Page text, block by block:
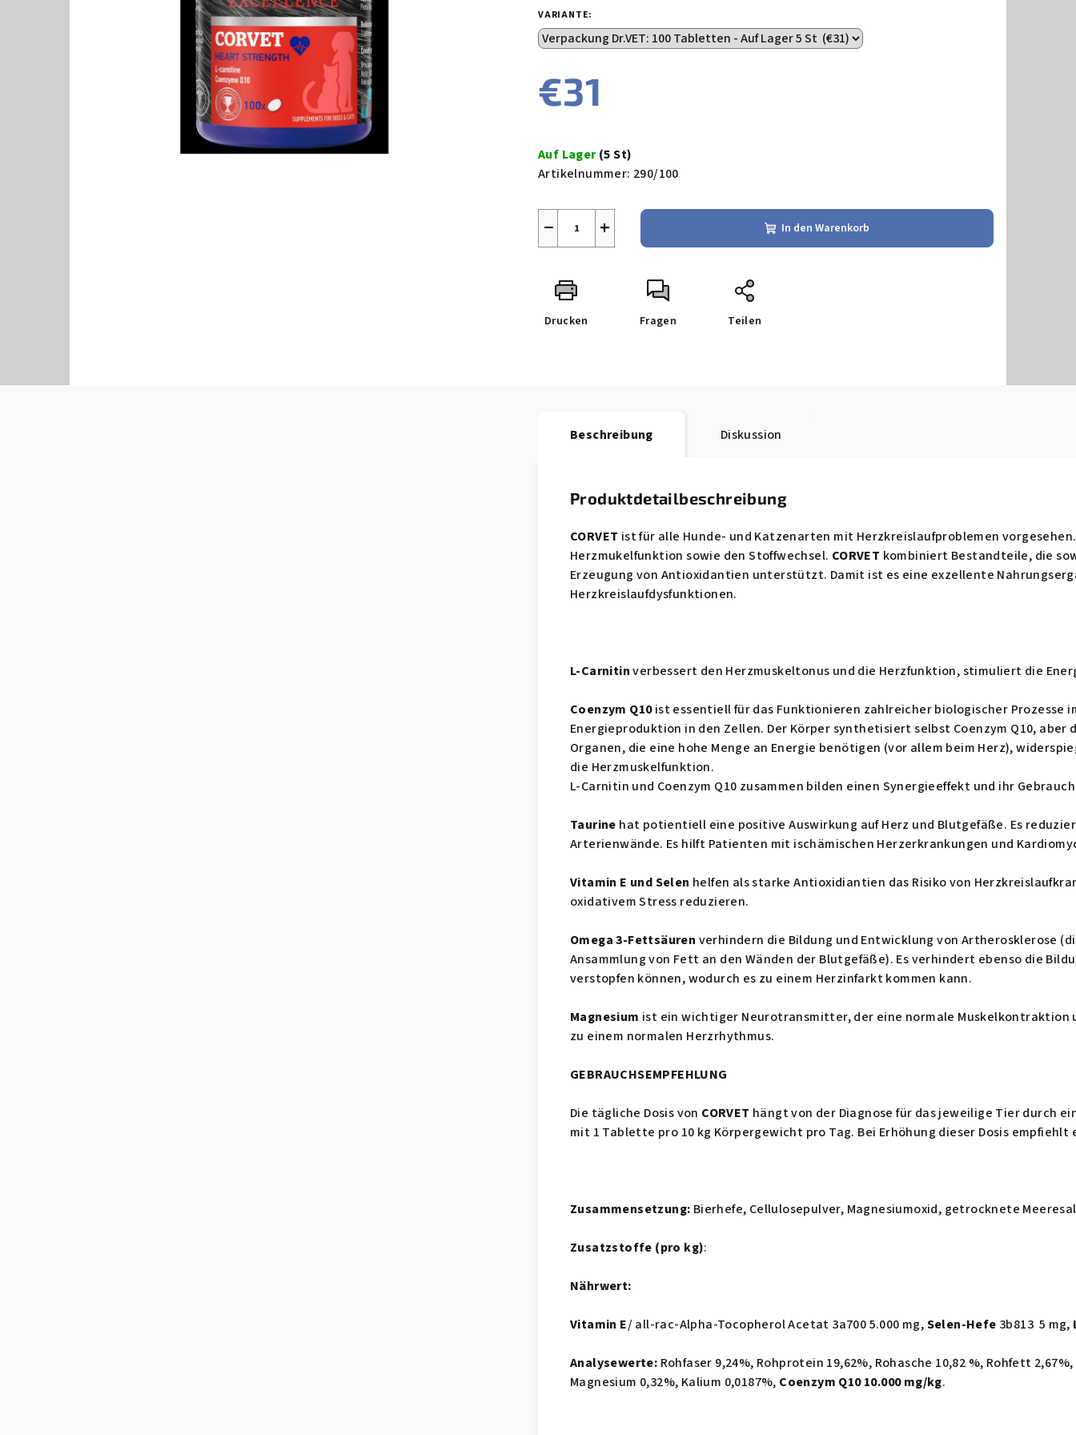
VARIANTE:
€31
Auf Lager(5 St)
Artikelnummer: 290/100
+
− In den Warenkorb
Drucken Fragen Teilen
Beschreibung Diskussion
Produktdetailbeschreibung
CORVET ist für alle Hunde- und Katzenarten mit Herzkreislaufproblemen
Herzmukelfunktion sowie den Stoffwechsel. CORVET kombiniert Bestandteile, die
Erzeugung von Antioxidantien unterstützt. Damit ist es eine exzellente
Herzkreislaufdysfunktionen.
L-Carnitin verbessert den Herzmuskeltonus und die Herzfunktion, stimuliert die
Coenzym Q10 ist essentiell für das Funktionieren zahlreicher biologischer Prozesse
Energieproduktion in den Zellen. Der Körper synthetisiert selbst Coenzym Q10,
Organen, die eine hohe Menge an Energie benötigen (vor allem beim Herz),
die Herzmuskelfunktion.
L-Carnitin und Coenzym Q10 zusammen bilden einen Synergieeffekt und ihr
Taurine hat potientiell eine positive Auswirkung auf Herz und Blutgefäße. Es
Arterienwände. Es hilft Patienten mit ischämischen Herzerkrankungen und
Vitamin E und Selen helfen als starke Antioxidiantien das Risiko von
oxidativem Stress reduzieren.
Omega 3-Fettsäuren verhindern die Bildung und Entwicklung von Artherosklerose
Ansammlung von Fett an den Wänden der Blutgefäße). Es verhindert ebenso die
verstopfen können, wodurch es zu einem Herzinfarkt kommen kann.
Magnesium ist ein wichtiger Neurotransmitter, der eine normale
zu einem normalen Herzrhythmus.
GEBRAUCHSEMPFEHLUNG
Die tägliche Dosis von CORVET hängt von der Diagnose für das jeweilige Tier durch
mit 1 Tablette pro 10 kg Körpergewicht pro Tag. Bei Erhöhung dieser Dosis
Zusammensetzung: Bierhefe, Cellulosepulver, Magnesiumoxid, getrocknete
Zusatzstoffe (pro kg):
Nährwert:
Vitamin E/ all-rac-Alpha-Tocopherol Acetat 3a700 5.000 mg,Selen-Hefe 3b813 5 mg,
Analysewerte: Rohfaser 9,24%, Rohprotein 19,62%, Rohasche 10,82 %, Rohfett 2,67%,
Magnesium 0,32%, Kalium 0,0187%, Coenzym Q10 10.000 mg/kg.